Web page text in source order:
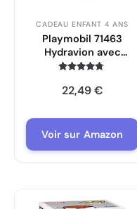
CADEAU ENFANT 4 ANS
Playmobil 71463
Hydravion avec
Pompier Action
4.6
sur 5
22,49€
Voir sur Amazon